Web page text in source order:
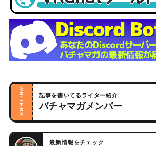
WRITERS 記事を書いてるライター紹介
バチャマガメンバー
最新情報をチェック